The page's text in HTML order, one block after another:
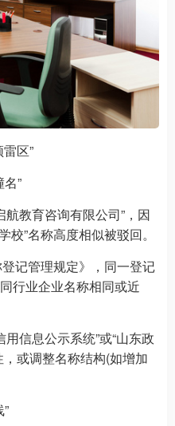
区”
”
教育咨询有限公司”，因
”名称高度相似被驳回。
记管理规定》，同一登记
行业企业名称相同或近
信息公示系统”或“山东政
或调整名称结构(如增加